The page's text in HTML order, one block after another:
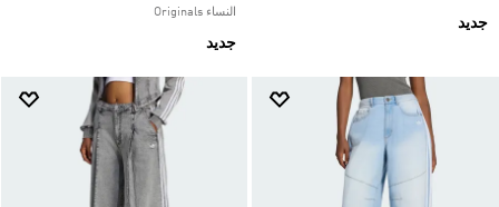
جديد
النساء Originals
جديد